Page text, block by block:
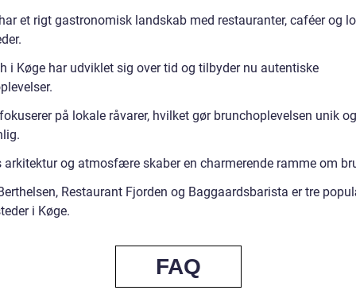
et rigt gastronomisk landskab med restauranter, caféer og
i Køge har udviklet sig over tid og tilbyder nu autentiske
på lokale råvarer, hvilket gør brunchoplevelsen unik og
arkitektur og atmosfære skaber en charmerende ramme om
Restaurant Fjorden og Baggaardsbarista er tre
i Køge.
FAQ